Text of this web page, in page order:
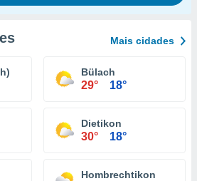
Mais cidades
Bülach
29° 18°
Dietikon
30° 18°
Hombrechtikon